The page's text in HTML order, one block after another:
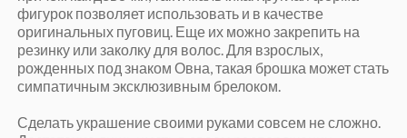
фигурок позволяет использовать и в качестве
оригинальных пуговиц. Еще их можно закрепить на
резинку или заколку для волос. Для взрослых,
рожденных под знаком Овна, такая брошка может стать
симпатичным эксклюзивным брелоком.
Сделать украшение своими руками совсем не сложно.